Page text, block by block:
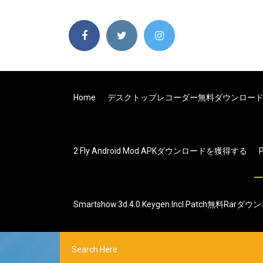
Home デスクトップレコーダー無料ダウンロー
2 Fly Android Mod APKダウンロードを獲得する
Smartshow.3d.4.0.keygen.incl.patch無料rarダウン